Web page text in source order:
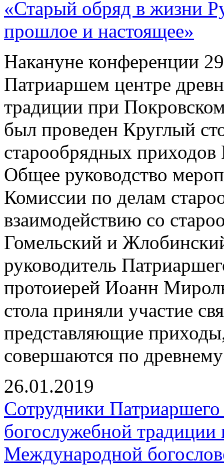
«Старый обряд в жизни
прошлое и настоящее»
Накануне конференции
Патриаршем центре
традиции при
был проведен Круглый
старообрядных
Общее руководство
Комиссии по делам
взаимодействию со
Гомельский и
руководитель
протоиерей Иоанн
стола приняли участие
представляющие
совершаются по
26.01.2019
Сотрудники Патриаршего
богослужебной
Международной